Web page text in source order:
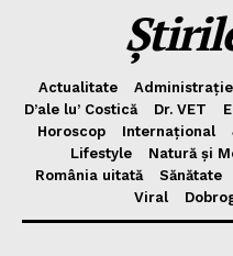
Actualitate Administrație
D’ale lu’ Costică
Dr. VET
Horoscop
Internațional
Lifestyle
Natură și
România uitată
Sănătate
Viral